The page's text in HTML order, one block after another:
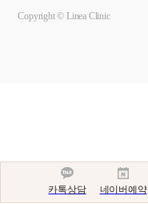
카톡상담 네이버예약
Copyright © Linea Clinic